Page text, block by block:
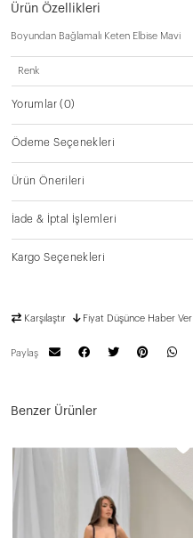
Ürün Özellikleri
Boyundan Bağlamalı Keten Elbise Mavi
Renk
Yorumlar(0)
Ödeme Seçenekleri
Ürün Önerileri
İade & İptal İşlemleri
Kargo Seçenekleri
Karşılaştır Fiyat Düşünce Haber Ver
Paylaş
Benzer Ürünler